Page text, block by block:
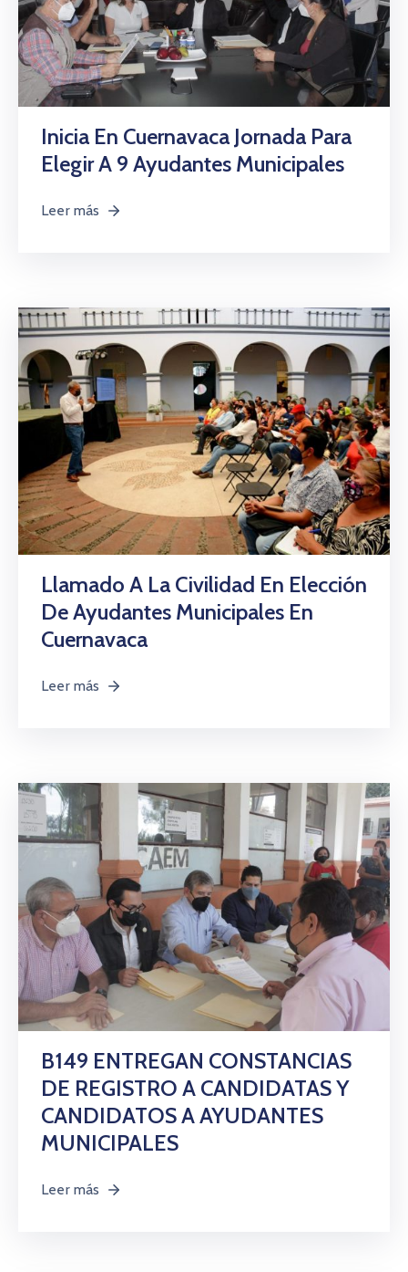
Inicia En Cuernavaca Jornada Para
Elegir A 9 Ayudantes Municipales
Leer más
Llamado A La Civilidad En Elección
De Ayudantes Municipales En
Cuernavaca
Leer más
B149 ENTREGAN CONSTANCIAS
DE REGISTRO A CANDIDATAS Y
CANDIDATOS A AYUDANTES
MUNICIPALES
Leer más